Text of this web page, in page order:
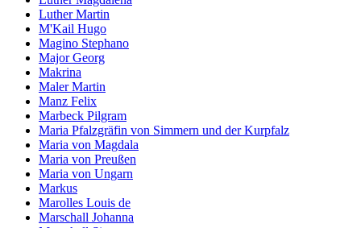
Luther Martin
M'Kail Hugo
Magino Stephano
Major Georg
Makrina
Maler Martin
Manz Felix
Marbeck Pilgram
Maria Pfalzgräfin von Simmern und der Kurpfalz
Maria von Magdala
Maria von Preußen
Maria von Ungarn
Markus
Marolles Louis de
Marschall Johanna